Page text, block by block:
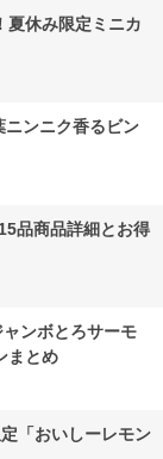
休み限定ミニカ
ニンニク香るビン
品商品詳細とお得
ンボとろサーモ
まとめ
「おいしーレモン